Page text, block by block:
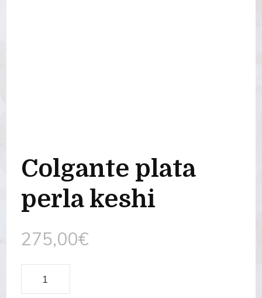
Colgante plata
perla keshi
275,00€
plata